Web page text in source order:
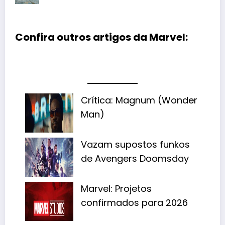
Confira outros artigos da Marvel:
Crítica: Magnum (Wonder
Man)
Vazam supostos funkos
de Avengers Doomsday
Marvel: Projetos
confirmados para 2026